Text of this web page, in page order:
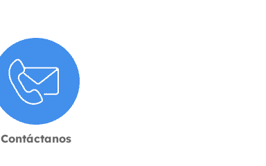
Contáctanos